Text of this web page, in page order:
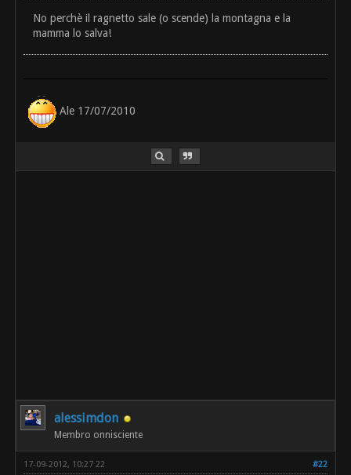
No perchè il ragnetto sale (o scende) la montagna e la
mamma lo salva!
Ale 17/07/2010
alessimdon
Membro onnisciente
#22
17-09-2012, 10:27 22